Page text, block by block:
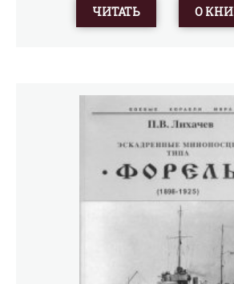
и техники. Думая о технике
представляем себе что-нибудь
поразительные технические
отдыхая летним вечером вдали от
берегу реки, вы будете слушать
желудь» — крохотный
на ваше ухо. Потом стемнеет. Вы
небольшую коробку, откроете
экране появятся бегущие футболисты.
размером с книгу! В наш труд и быт
изумительная простотой и
Солнечный свет станет двигать
будут отапливаться... морозом. В
зажгутся вечные светильники. Из
ЧИТАТЬ О